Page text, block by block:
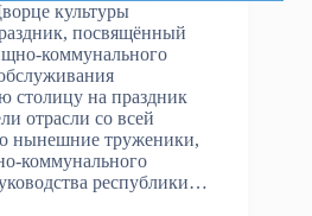
культуры
посвящённый
коммунального
столицу на праздник
отрасли со всей
нынешние труженики,
коммунального
республики…